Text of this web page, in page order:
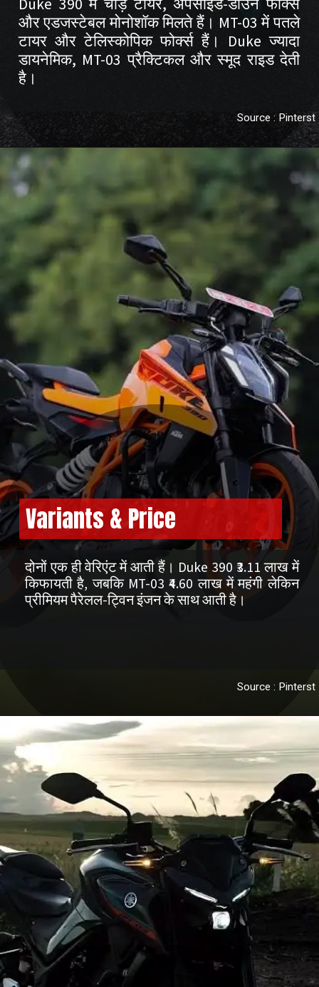
और एडजस्टेबल मोनोशॉक मिलते हैं। MT-03 में पतले
टायर और टेलिस्कोपिक फोर्क्स हैं। Duke ज्यादा
डायनेमिक, MT-03 प्रैक्टिकल और स्मूद राइड देती
Source : Pinterst
Variants & Price
दोनों एक ही वेरिएंट में आती हैं। Duke 390 ₹3.11 लाख में
किफायती है, जबकि MT-03 ₹4.60 लाख में महंगी लेकिन
प्रीमियम पैरेलल-ट्विन इंजन के साथ आती है।
Source : Pinterst